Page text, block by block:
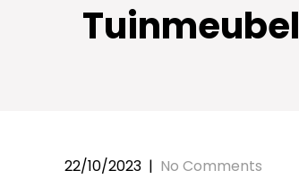
22/10/2023 | No Comments